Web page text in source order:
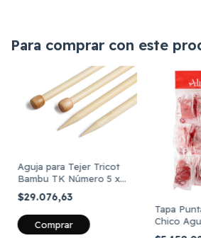
Para comprar con este
Aguja para Tejer Tricot
Bambu TK Número 5 x
12 pares
$29.076,63
Tapa
Chico
Almendra